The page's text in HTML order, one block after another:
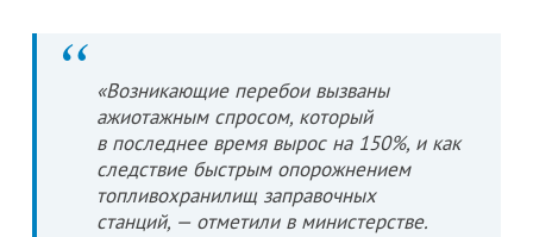
«Возникающие перебои вызваны
ажиотажным спросом, который
в последнее время вырос на 150%, и как
следствие быстрым опорожнением
топливохранилищ заправочных
станций, — отметили в министерстве.